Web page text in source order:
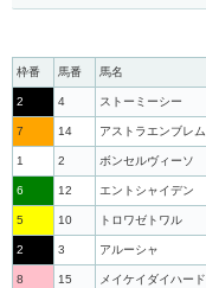
枠番 馬番 馬名
2 4 ストーミーシー
7 14 アストラエンブレム
1 2 ボンセルヴィーソ
6 12 エントシャイデン
5 10 トロワゼトワル
2 3 アルーシャ
8 15 メイケイダイハード